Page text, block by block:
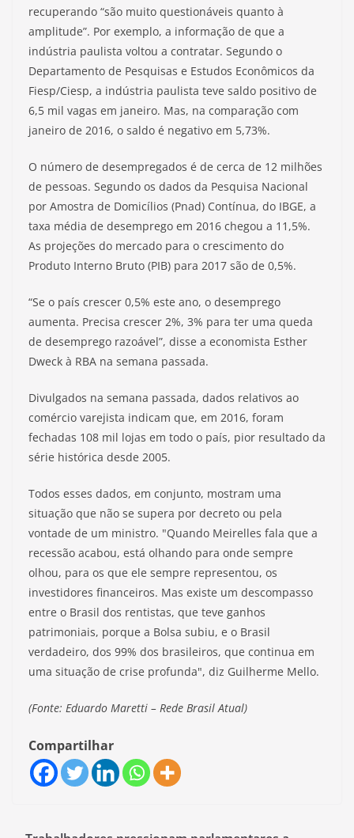
recuperando “são muito questionáveis quanto à
amplitude”. Por exemplo, a informação de que a
indústria paulista voltou a contratar. Segundo o
Departamento de Pesquisas e Estudos Econômicos da
Fiesp/Ciesp, a indústria paulista teve saldo positivo de
6,5 mil vagas em janeiro. Mas, na comparação com
janeiro de 2016, o saldo é negativo em 5,73%.
O número de desempregados é de cerca de 12 milhões
de pessoas. Segundo os dados da Pesquisa Nacional
por Amostra de Domicílios (Pnad) Contínua, do IBGE, a
taxa média de desemprego em 2016 chegou a 11,5%.
As projeções do mercado para o crescimento do
Produto Interno Bruto (PIB) para 2017 são de 0,5%.
“Se o país crescer 0,5% este ano, o desemprego
aumenta. Precisa crescer 2%, 3% para ter uma queda
de desemprego razoável”, disse a economista Esther
Dweck à RBA na semana passada.
Divulgados na semana passada, dados relativos ao
comércio varejista indicam que, em 2016, foram
fechadas 108 mil lojas em todo o país, pior resultado da
série histórica desde 2005.
Todos esses dados, em conjunto, mostram uma
situação que não se supera por decreto ou pela
vontade de um ministro. "Quando Meirelles fala que a
recessão acabou, está olhando para onde sempre
olhou, para os que ele sempre representou, os
investidores financeiros. Mas existe um descompasso
entre o Brasil dos rentistas, que teve ganhos
patrimoniais, porque a Bolsa subiu, e o Brasil
verdadeiro, dos 99% dos brasileiros, que continua em
uma situação de crise profunda", diz Guilherme Mello.
(Fonte: Eduardo Maretti – Rede Brasil Atual)
Compartilhar